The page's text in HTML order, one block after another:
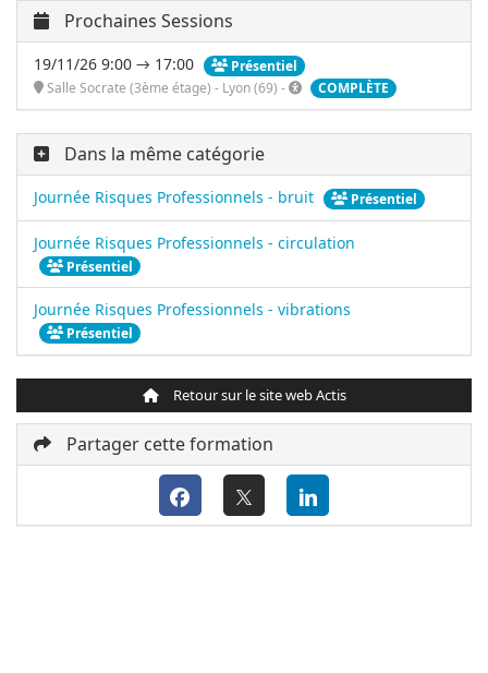
Prochaines Sessions
19/11/26 9:00 → 17:00
Présentiel
Salle Socrate (3ème étage) - Lyon (69) -
COMPLÈTE
Dans la même catégorie
Journée Risques Professionnels - bruit Présentiel
Journée Risques Professionnels - circulation
Présentiel
Journée Risques Professionnels - vibrations
Présentiel
Retour sur le site web Actis
Partager cette formation